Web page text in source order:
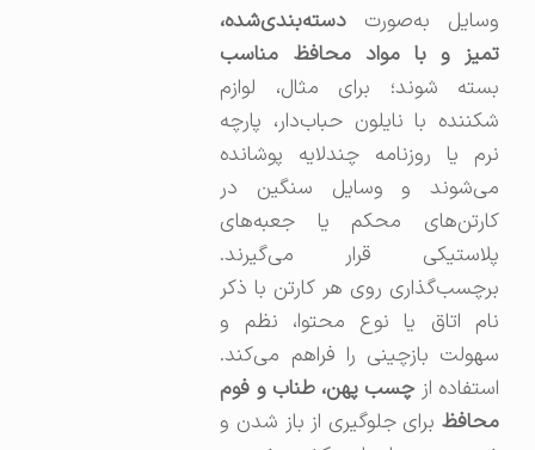
وسایل به‌صورتدسته‌بندی‌شده،
تمیز و با مواد محافظ مناسب
بسته شوند؛ برای مثال، لوازم
شکننده با نایلون حباب‌دار، پارچه
نرم یا روزنامه چند‌لایه پوشانده
می‌شوند و وسایل سنگین در
کارتن‌های محکم یا جعبه‌های
پلاستیکی قرار می‌گیرند.
برچسب‌گذاری روی هر کارتن با ذکر
نام اتاق یا نوع محتوا، نظم و
سهولت بازچینی را فراهم می‌کند.
استفاده ازچسب پهن، طناب و فوم
محافظبرای جلوگیری از باز شدن و